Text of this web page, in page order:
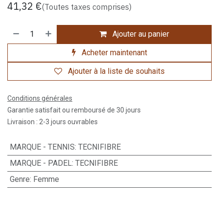
41,32 €(Toutes taxes comprises)
Ajouter au panier
Acheter maintenant
Ajouter à la liste de souhaits
Conditions générales
Garantie satisfait ou remboursé de 30 jours
Livraison : 2-3 jours ouvrables
MARQUE - TENNIS: TECNIFIBRE
MARQUE - PADEL: TECNIFIBRE
Genre: Femme